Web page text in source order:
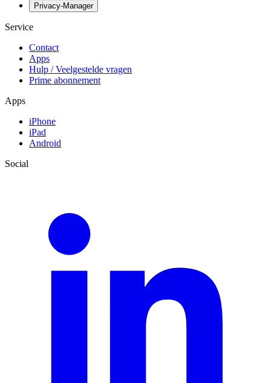
Privacy-Manager
Service
Contact
Apps
Hulp / Veelgestelde vragen
Prime abonnement
Apps
iPhone
iPad
Android
Social